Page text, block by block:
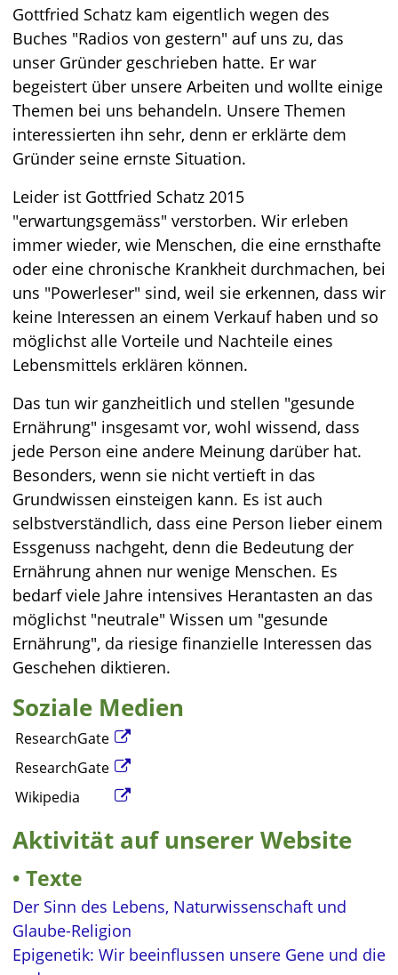
Gottfried Schatz kam eigentlich wegen des
Buches "Radios von gestern" auf uns zu, das
unser Gründer geschrieben hatte. Er war
begeistert über unsere Arbeiten und wollte einige
Themen bei uns behandeln. Unsere Themen
interessierten ihn sehr, denn er erklärte dem
Gründer seine ernste Situation.
Leider ist Gottfried Schatz 2015
"erwartungsgemäss" verstorben. Wir erleben
immer wieder, wie Menschen, die eine ernsthafte
oder eine chronische Krankheit durchmachen, bei
uns "Powerleser" sind, weil sie erkennen, dass wir
keine Interessen an einem Verkauf haben und so
möglichst alle Vorteile und Nachteile eines
Lebensmittels erklären können.
Das tun wir ganzheitlich und stellen "gesunde
Ernährung" insgesamt vor, wohl wissend, dass
jede Person eine andere Meinung darüber hat.
Besonders, wenn sie nicht vertieft in das
Grundwissen einsteigen kann. Es ist auch
selbstverständlich, dass eine Person lieber einem
Essgenuss nachgeht, denn die Bedeutung der
Ernährung ahnen nur wenige Menschen. Es
bedarf viele Jahre intensives Herantasten an das
möglichst "neutrale" Wissen um "gesunde
Ernährung", da riesige finanzielle Interessen das
Geschehen diktieren.
Soziale Medien
ResearchGate
ResearchGate
Wikipedia
Aktivität auf unserer Website
Texte
Der Sinn des Lebens, Naturwissenschaft und
Glaube-Religion
Epigenetik: Wir beeinflussen unsere Gene und die